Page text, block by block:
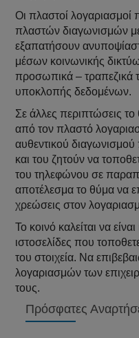
Οι πλαστοί λογαριασμοί
πλαστών διαγωνισμών
εξαπατήσουν
μέσων κοινωνικής
προσωπικά – τραπεζικά
υποκλοπής δεδομένων.
Σε άλλες περιπτώσεις
από τον πλαστό
αυθεντικού
και του ζητούν να
του τηλεφώνου σε
αποτέλεσμα το θύμα να
χρεώσεις στον
Το κοινό καλείται να
ιστοσελίδες που
του στοιχεία. Να
λογαριασμών των
τους.
Πρόσφατες